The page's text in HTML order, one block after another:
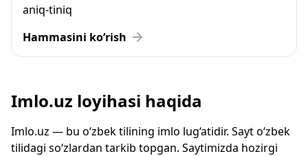
aniq-tiniq
Hammasini ko‘rish
Imlo.uz loyihasi haqida
Imlo.uz — bu o‘zbek tilining imlo lug‘atidir. Sayt o‘zbek
tilidagi so‘zlardan tarkib topgan. Saytimizda hozirgi